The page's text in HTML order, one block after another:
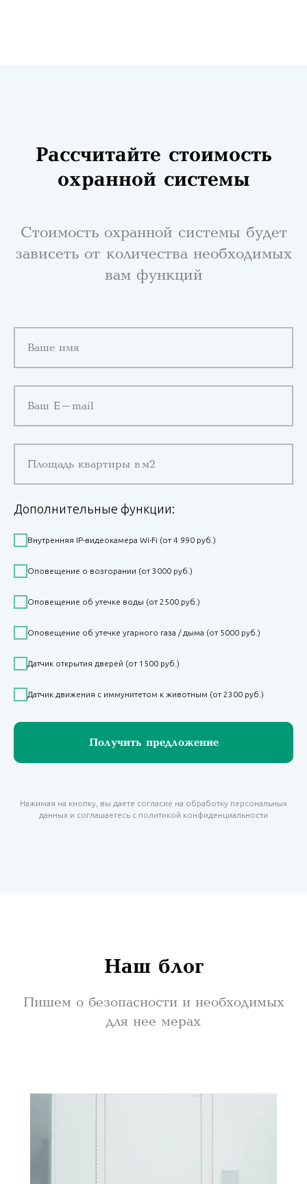
Рассчитайте стоимость
охранной системы
Стоимость охранной системы будет
зависеть от количества необходимых
вам функций
Ваше имя
Ваш E-mail
Площадь квартиры в м2
Дополнительные функции:
Внутренняя IP-видеокамера Wi-Fi (от 4 990 руб.)
Оповещение о возгорании (от 3000 руб.)
Оповещение об утечке воды (от 2500 руб.)
Оповещение об утечке угарного газа / дыма (от 5000 руб.)
Датчик открытия дверей (от 1500 руб.)
Датчик движения с иммунитетом к животным (от 2300 руб.)
Получить предложение
Нажимая на кнопку, вы даете согласие на обработку персональных
данных и соглашаетесь c политикой конфиденциальности
Наш блог
Пишем о безопасности и необходимых
для нее мерах
Наши контакты